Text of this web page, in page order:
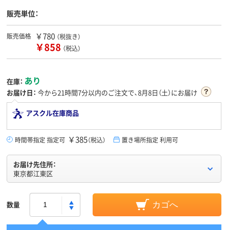
販売単位：
販売価格 ￥780 （税抜き）
￥858 （税込）
在庫： あり
お届け日： 今から21時間7分以内のご注文で、8月8日（土）にお届け
アスクル在庫商品
時間帯指定 指定可 ￥385（税込） 置き場所指定 利用可
お届け先住所：
東京都江東区
数量 カゴへ